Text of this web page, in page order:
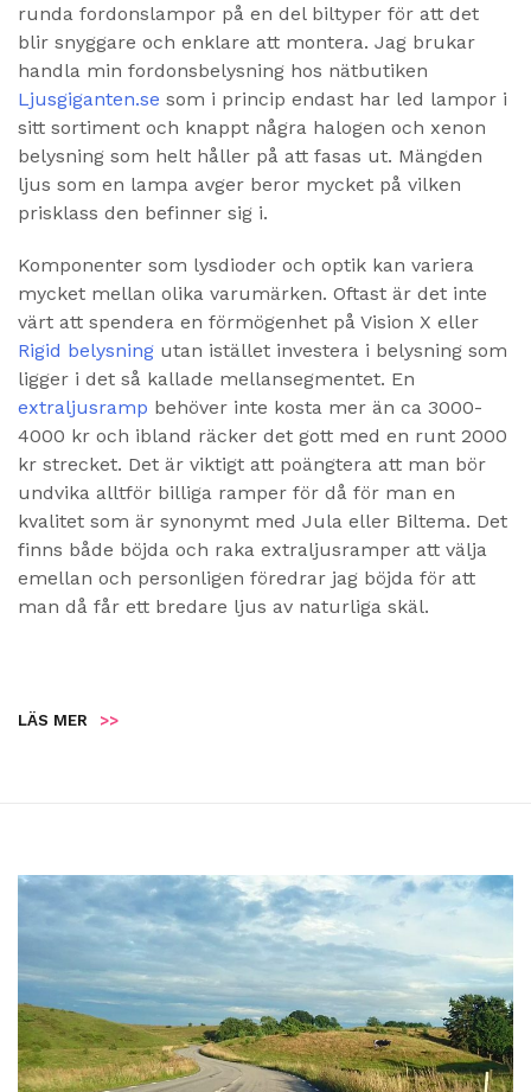
runda fordonslampor på en del biltyper för att det
blir snyggare och enklare att montera. Jag brukar
handla min fordonsbelysning hos nätbutiken
Ljusgiganten.se som i princip endast har led lampor i
sitt sortiment och knappt några halogen och xenon
belysning som helt håller på att fasas ut. Mängden
ljus som en lampa avger beror mycket på vilken
prisklass den befinner sig i.
Komponenter som lysdioder och optik kan variera
mycket mellan olika varumärken. Oftast är det inte
värt att spendera en förmögenhet på Vision X eller
Rigid belysning utan istället investera i belysning som
ligger i det så kallade mellansegmentet. En
extraljusramp behöver inte kosta mer än ca 3000-
4000 kr och ibland räcker det gott med en runt 2000
kr strecket. Det är viktigt att poängtera att man bör
undvika alltför billiga ramper för då för man en
kvalitet som är synonymt med Jula eller Biltema. Det
finns både böjda och raka extraljusramper att välja
emellan och personligen föredrar jag böjda för att
man då får ett bredare ljus av naturliga skäl.
LÄS MER >>